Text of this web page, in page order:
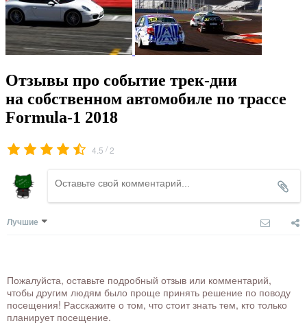
Отзывы про событие трек-дни
на собственном автомобиле по трассе
Formula-1 2018
4.5 /2
Лучшие
Пожалуйста, оставьте подробный отзыв или комментарий,
чтобы другим людям было проще принять решение по поводу
посещения! Расскажите о том, что стоит знать тем, кто только
планирует посещение.